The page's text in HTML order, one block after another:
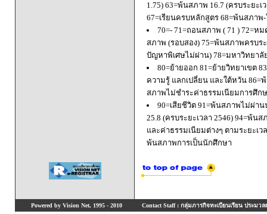
1.75) 63=พ้นสภาพ 16.7 (ครบระยะ
67=เรียนครบหลักสูตร 68=พ้นสภา
70=- 71=ถอนสภาพ ( 71 ) 72=
สภาพ (รอบสอง) 75=พ้นสภาพครบ
ปัญหาพิเศษไม่ผ่าน) 78=มหาวิทยา
80=ย้ายออก 81=ย้ายวิทยาเขต
ความรู้ แลกเปลี่ยน และใต้หวัน
สภาพไม่ชำระค่าธรรมเนียมการศึก
90=เสียชีวิต 91=พ้นสภาพไม่ผ่า
25.8 (ครบระยะเวลา 2546) 94=พ้
และค่าธรรมเนียมต่างๆ ตามระยะเ
พ้นสภาพการเป็นนักศึกษา
Powered by Vision Net, 1995 - 2010 Contact Staff : กลุ่มภารกิจทะเบียนเรียน ประมวล